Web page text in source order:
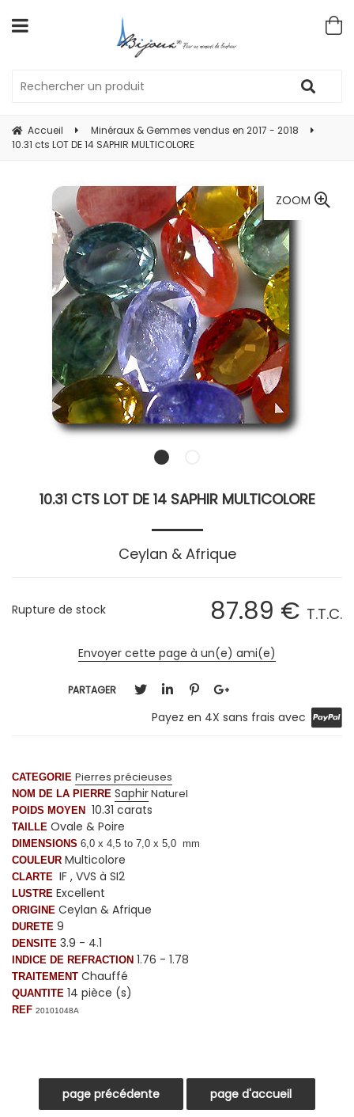
Accueil
Minéraux & Gemmes vendus en 2017 - 2018
10.31 cts LOT DE 14 SAPHIR MULTICOLORE
ZOOM
10.31 CTS LOT DE 14 SAPHIR MULTICOLORE
Ceylan & Afrique
87.89 € T.T.C.
Rupture de stock
Envoyer cette page à un(e) ami(e)
PARTAGER
Payez en 4X sans frais avec
CATEGORIE Pierres précieuses
NOM DE LA PIERRE SaphirNaturel
POIDS MOYEN 10.31 carats
TAILLE Ovale & Poire
DIMENSIONS 6,0 x 4,5 to 7,0 x 5,0 mm
COULEUR Multicolore
CLARTE IF , VVS à SI2
LUSTRE Excellent
ORIGINE Ceylan & Afrique
DURETE 9
DENSITE 3.9 - 4.1
INDICE DE REFRACTION 1.76 - 1.78
TRAITEMENT Chauffé
QUANTITE 14 pièce (s)
REF 20101048A